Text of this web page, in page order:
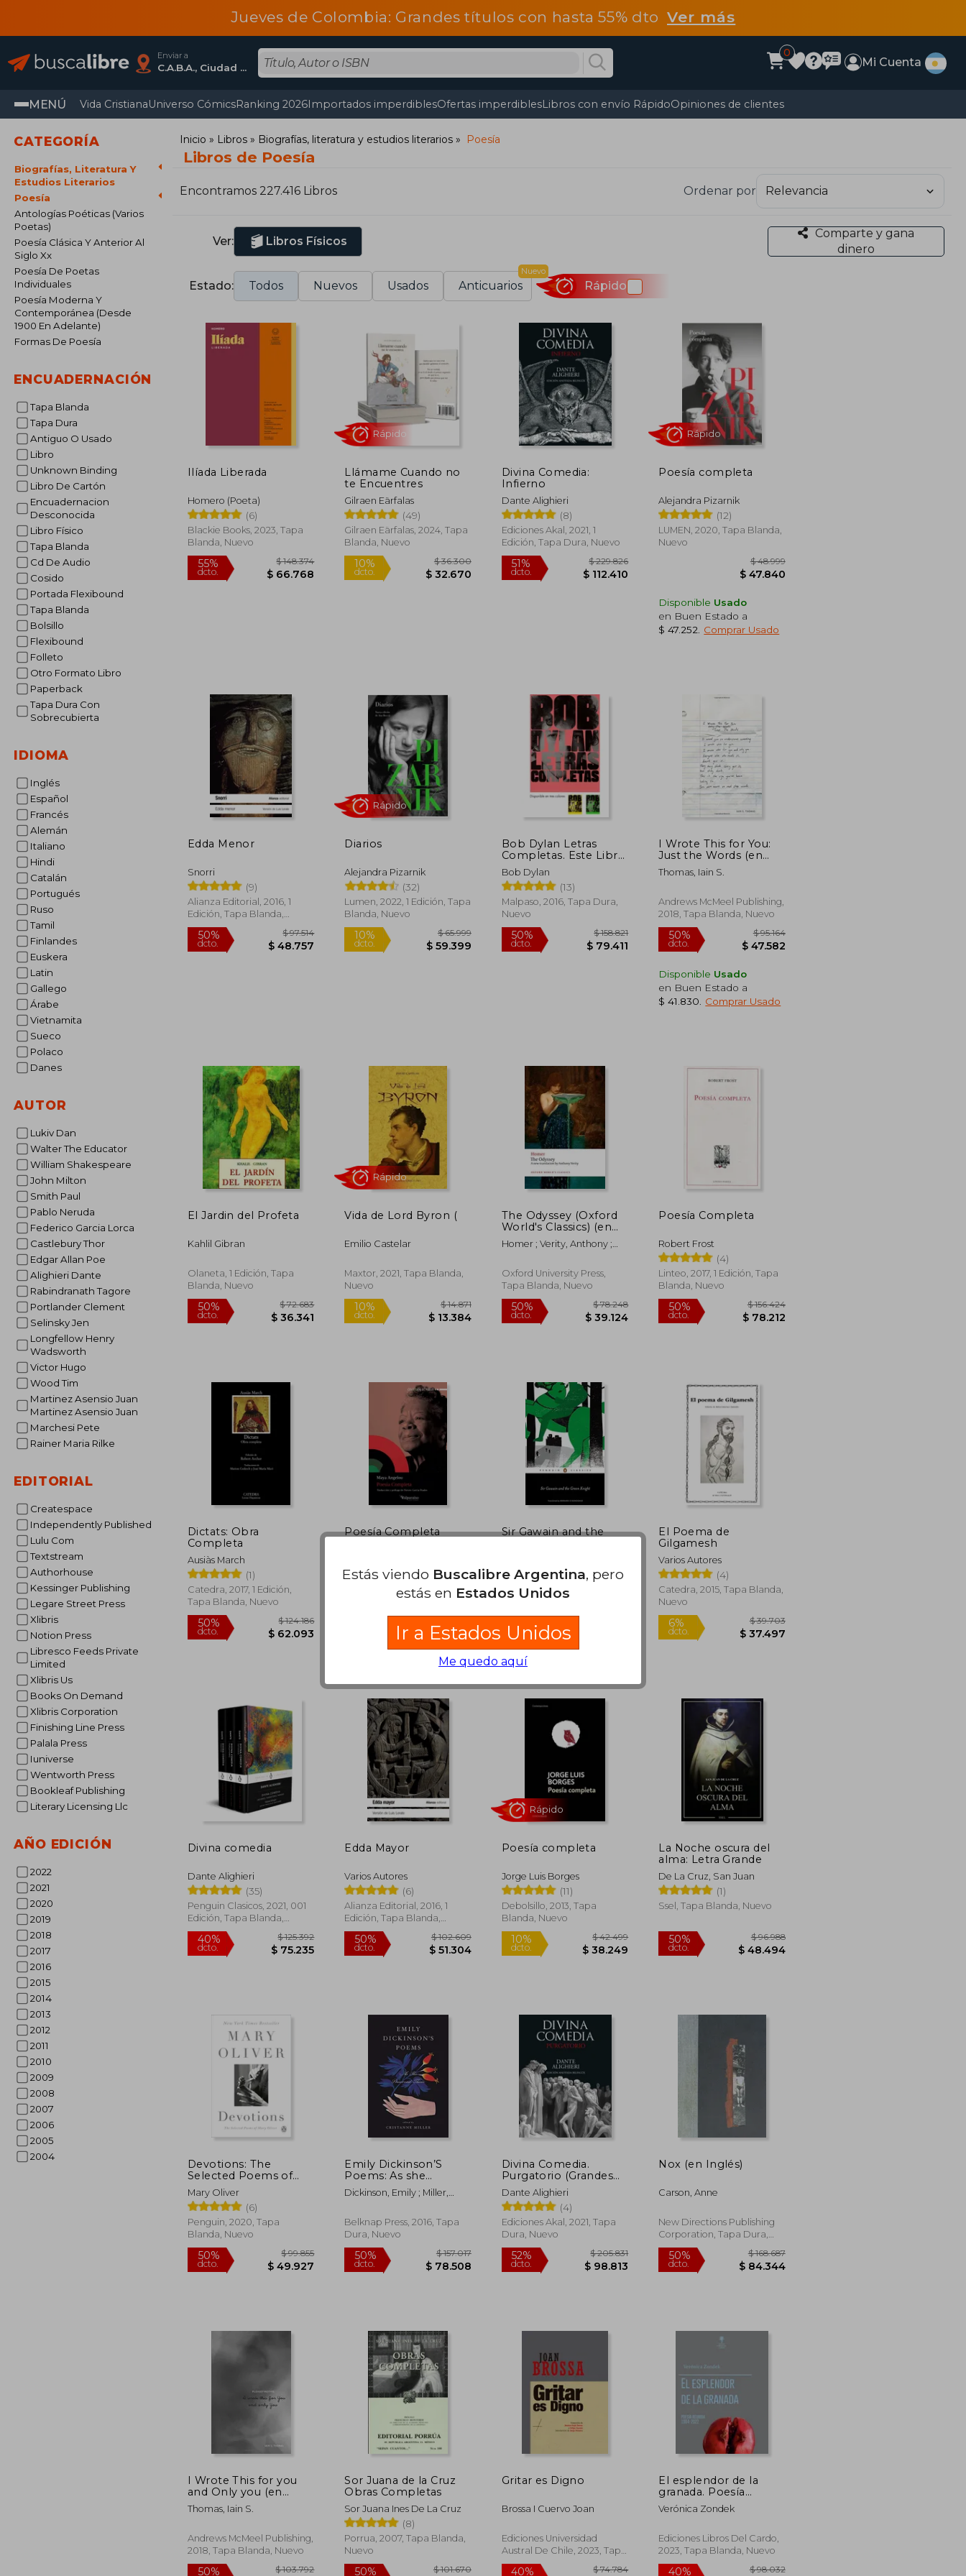
Jueves de Colombia: Grandes títulos con hasta 55% dtoVer más
Enviar a
C.A.B.A., Ciudad Autónoma De Buenos Aires
0
Mi Cuenta
MENÚ Vida CristianaUniverso CómicsRanking 2026Importados imperdiblesOfertas imperdiblesLibros con envío RápidoOpiniones de clientes
CATEGORÍA
Biografías, Literatura Y
Estudios Literarios
Poesía
Antologías Poéticas (Varios
Poetas)
Poesía Clásica Y Anterior Al
Siglo Xx
Poesía De Poetas
Individuales
Poesía Moderna Y
Contemporánea (Desde
1900 En Adelante)
Formas De Poesía
ENCUADERNACIÓN
Tapa Blanda
Tapa Dura
Antiguo O Usado
Libro
Unknown Binding
Libro De Cartón
Encuadernacion
Desconocida
Libro Físico
Tapa Blanda
Cd De Audio
Cosido
Portada Flexibound
Tapa Blanda
Bolsillo
Flexibound
Folleto
Otro Formato Libro
Paperback
Tapa Dura Con
Sobrecubierta
IDIOMA
Inglés
Español
Francés
Alemán
Italiano
Hindi
Catalán
Portugués
Ruso
Tamil
Finlandes
Euskera
Latin
Gallego
Árabe
Vietnamita
Sueco
Polaco
Danes
AUTOR
Lukiv Dan
Walter The Educator
William Shakespeare
John Milton
Smith Paul
Pablo Neruda
Federico Garcia Lorca
Castlebury Thor
Edgar Allan Poe
Alighieri Dante
Rabindranath Tagore
Portlander Clement
Selinsky Jen
Longfellow Henry
Wadsworth
Victor Hugo
Wood Tim
Martinez Asensio Juan
Martinez Asensio Juan
Marchesi Pete
Rainer Maria Rilke
EDITORIAL
Createspace
Independently Published
Lulu Com
Textstream
Authorhouse
Kessinger Publishing
Legare Street Press
Xlibris
Notion Press
Libresco Feeds Private
Limited
Xlibris Us
Books On Demand
Xlibris Corporation
Finishing Line Press
Palala Press
Iuniverse
Wentworth Press
Bookleaf Publishing
Literary Licensing Llc
AÑO EDICIÓN
2022
2021
2020
2019
2018
2017
2016
2015
2014
2013
2012
2011
2010
2009
2008
2007
2006
2005
2004
Inicio Libros Biografías, literatura y estudios literarios Poesía
Libros de Poesía
Encontramos 227.416 Libros Ordenar por
Ver: Libros Físicos
Comparte y gana
dinero
Estado: Todos Nuevos Usados Anticuarios
Nuevo
Rápido
Ilíada Liberada
Homero (Poeta)
(6)
Blackie Books, 2023, Tapa
Blanda, Nuevo
Llámame Cuando no
te Encuentres
Gilraen Eärfalas
(49)
Gilraen Eärfalas, 2024, Tapa
Blanda, Nuevo
Rápido
Divina Comedia:
Infierno
Dante Alighieri
(8)
Ediciones Akal, 2021, 1
Edición, Tapa Dura, Nuevo
$ 229.826
$ 112.410
Poesía completa
Alejandra Pizarnik
(12)
LUMEN, 2020, Tapa Blanda,
Nuevo
Disponible Usado
en Buen Estado a
$ 47.252
Comprar Usado
Edda Menor
Snorri
(9)
Alianza Editorial, 2016, 1
Edición, Tapa Blanda,
Nuevo
Diarios
Alejandra Pizarnik
(32)
Lumen, 2022, 1 Edición, Tapa
Blanda, Nuevo
Rápido
Bob Dylan Letras
Completas. Este Libro
Viene en Tres Colores
(Rosado,Amarillo y
Verde) se Despacha el
Color que Haya en
Existencia al Momento
Bob Dylan
(13)
Malpaso, 2016, Tapa Dura,
Nuevo
I Wrote This for You:
Just the Words (en
Inglés)
Thomas, Iain S.
Andrews McMeel Publishing,
2018, Tapa Blanda, Nuevo
Disponible Usado
en Buen Estado a
$ 41.830
Comprar Usado
El Jardin del Profeta
Kahlil Gibran
Olaneta, 1 Edición, Tapa
Blanda, Nuevo
dcto.
Vida de Lord Byron (
Emilio Castelar
Maxtor, 2021, Tapa Blanda,
Nuevo
10%
dcto.
Rápido
The Odyssey (Oxford
World's Classics) (en
Inglés)
Homer ; Verity, Anthony ;
Oxford University Press,
Tapa Blanda, Nuevo
50%
dcto.
$ 78.248
$ 39.124
Poesía Completa
Robert Frost
(4)
Linteo, 2017, 1 Edición, Tapa
Blanda, Nuevo
50%
dcto.
Dictats: Obra
Completa
Ausiàs March
(1)
Catedra, 2017, 1 Edición,
Tapa Blanda, Nuevo
50%
dcto.
Poesía Completa
(4)
Valparaiso Ediciones, 2020,
Tapa Blanda, Nuevo
50%
dcto.
$ 312.649
$ 156.324
Sir Gawain and the
Penguin Classics, 2006, No
Edición, Tapa Blanda,
Nuevo
$ 81.412
$ 40.706
El Poema de
Gilgamesh
Varios Autores
(4)
Catedra, 2015, Tapa Blanda,
Nuevo
6%
Divina comedia
Dante Alighieri
(35)
Penguin Clasicos, 2021, 001
Edición, Tapa Blanda,
Nuevo
dcto. $ 75.235
Edda Mayor
Varios Autores
(6)
Alianza Editorial, 2016, 1
Edición, Tapa Blanda,
Nuevo
dcto. $ 51.304
Poesía completa
Jorge Luis Borges
(11)
Debolsillo, 2013, Tapa
Blanda, Nuevo
dcto. $ 38.249
La Noche oscura del
alma: Letra Grande
De La Cruz, San Juan
(1)
Ssel, Tapa Blanda, Nuevo
Devotions: The
Selected Poems of
Mary Oliver (en Inglés)
Mary Oliver
(6)
Penguin, 2020, Tapa
Blanda, Nuevo
50%
dcto.
$ 99.855
$ 49.927
Emily Dickinson’S
Poems: As she
Preserved Them (en
Inglés)
Dickinson, Emily ; Miller,
Belknap Press, 2016, Tapa
Dura, Nuevo
50%
dcto.
$ 157.017
Divina Comedia.
Purgatorio (Grandes
Libros)
Dante Alighieri
(4)
Ediciones Akal, 2021, Tapa
Dura, Nuevo
52%
dcto.
$ 205.831
Nox (en Inglés)
Carson, Anne
New Directions Publishing
Corporation, Tapa Dura,
Nuevo
I Wrote This for you
and Only you (en
Inglés)
Thomas, Iain S.
Andrews McMeel Publishing,
2018, Tapa Blanda, Nuevo
Sor Juana de la Cruz
Obras Completas
Sor Juana Ines De La Cruz
(8)
Porrua, 2007, Tapa Blanda,
Nuevo
Gritar es Digno
Brossa I Cuervo Joan
Ediciones Universidad
Austral De Chile, 2023, Tapa
Dura, Nuevo
El esplendor de la
granada. Poesía
reunida 1984-2022
Verónica Zondek
Ediciones Libros Del Cardo,
2023, Tapa Blanda, Nuevo
Estás viendo Buscalibre Argentina, pero
estás en Estados Unidos
Ir a Estados Unidos
Me quedo aquí